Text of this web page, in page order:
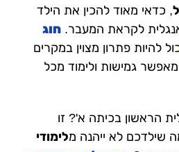
, כדאי מאוד להכין את הילד
לקראת המעבר. חוג
להיות פתרון מצוין במקרים
גמישות ולימוד מכל
הראשון בכיתה א'? זו
שילדכם לא ייהנה מלימודי